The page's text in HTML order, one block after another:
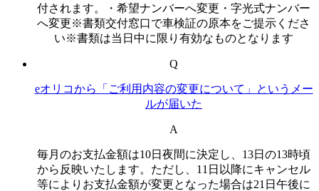
付されます。・希望ナンバーへ変更・字光式ナンバー
へ変更※書類交付窓口で車検証の原本をご提示くださ
い※書類は当日中に限り有効なものとなります
Q
eオリコから「ご利用内容の変更について」というメー
ルが届いた
A
毎月のお支払金額は10日夜間に決定し、13日の13時頃
から反映いたします。ただし、11日以降にキャンセル
等によりお支払金額が変更となった場合は21日午後に